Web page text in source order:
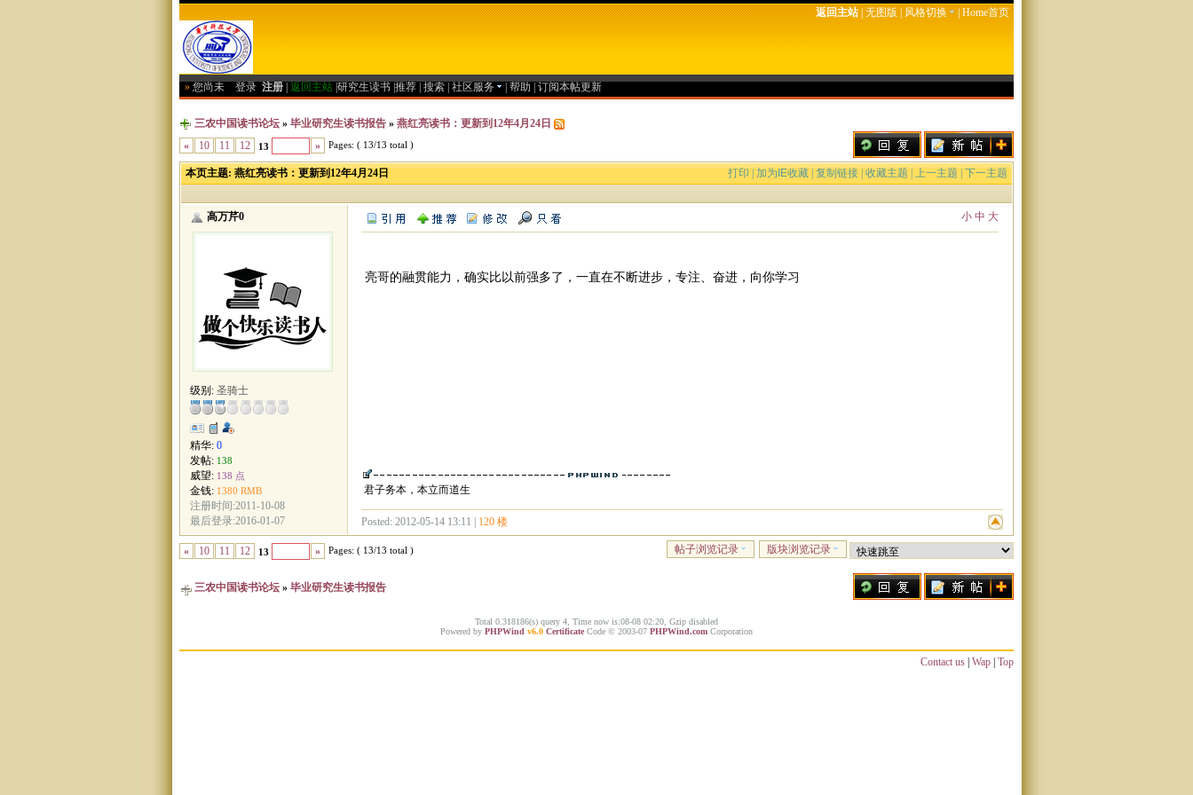
返回主站|无图版|风格切换 |Home首页
» 您尚未 登录 注册 返回主站 研究生读书 推荐 搜索 社区服务 帮助 订阅本帖更新
三农中国读书论坛 » 毕业研究生读书报告 » 燕红亮读书：更新到12年4月24日
«
10 11 12 13 » Pages: ( 13/13 total )
本页主题: 燕红亮读书：更新到12年4月24日 打印 | 加为IE收藏 |复制链接 |收藏主题 | 上一主题 |下一主题
高万芹0
级别: 圣骑士
精华: 0
发帖: 138
威望: 138 点
金钱: 1380 RMB
注册时间:2011-10-08
最后登录:2016-01-07
小 中 大
亮哥的融贯能力，确实比以前强多了，一直在不断进步，专注、奋进，向你学习
君子务本，本立而道生
Posted: 2012-05-14 13:11 | 120 楼
« 10 11 12 13 » Pages: ( 13/13 total ) 帖子浏览记录 版块浏览记录
三农中国读书论坛 » 毕业研究生读书报告
Total 0.318186(s) query 4, Time now is:08-08 02:20, Gzip disabled
Powered by PHPWind v6.0 Certificate Code © 2003-07 PHPWind.com Corporation
Contact us | Wap | Top